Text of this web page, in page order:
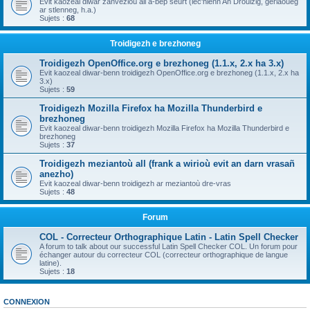
ar stlenneg, h.a.)
Sujets : 68
Troidigezh e brezhoneg
Troidigezh OpenOffice.org e brezhoneg (1.1.x, 2.x ha 3.x)
Evit kaozeal diwar-benn troidigezh OpenOffice.org e brezhoneg (1.1.x, 2.x ha
3.x)
Sujets : 59
Troidigezh Mozilla Firefox ha Mozilla Thunderbird e
brezhoneg
Evit kaozeal diwar-benn troidigezh Mozilla Firefox ha Mozilla Thunderbird e
brezhoneg
Sujets : 37
Troidigezh meziantoù all (frank a wirioù evit an darn vrasañ
anezho)
Evit kaozeal diwar-benn troidigezh ar meziantoù dre-vras
Sujets : 48
Forum
COL - Correcteur Orthographique Latin - Latin Spell Checker
A forum to talk about our successful Latin Spell Checker COL. Un forum pour
échanger autour du correcteur COL (correcteur orthographique de langue
latine).
Sujets : 18
CONNEXION